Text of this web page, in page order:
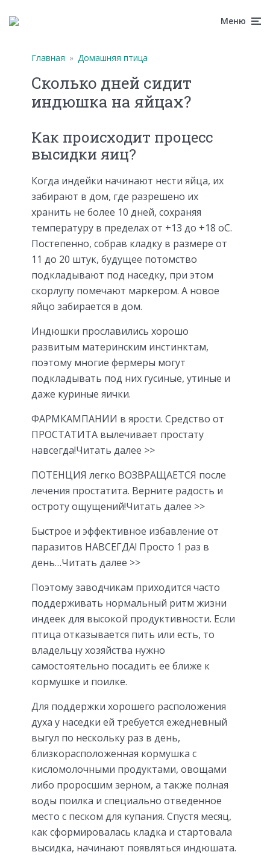
Меню
Главная » Домашняя птица
Сколько дней сидит
индюшка на яйцах?
Как происходит процесс
высидки яиц?
Когда индейки начинают нести яйца, их
забирают в дом, где разрешено их
хранить не более 10 дней, сохраняя
температуру в пределах от +13 до +18 оС.
Постепенно, собрав кладку в размере от
11 до 20 штук, будущее потомство
подкладывают под наседку, при этом
скорлупу помечают маркером. А новое
яйцо забирается в дом.
Индюшки прославились хорошо
развитым материнским инстинктам,
поэтому многие фермеры могут
подкладывать под них гусиные, утиные и
даже куриные яички.
ФАРМКАМПАНИИ в ярости. Средство от
ПРОСТАТИТА вылечивает простату
навсегда!Читать далее >>
ПОТЕНЦИЯ легко ВОЗВРАЩАЕТСЯ после
лечения простатита. Верните радость и
остроту ощущений!Читать далее >>
Быстрое и эффективное избавление от
паразитов НАВСЕГДА! Просто 1 раз в
день…Читать далее >>
Поэтому заводчикам приходится часто
поддерживать нормальный ритм жизни
индеек для высокой продуктивности. Если
птица отказывается пить или есть, то
владельцу хозяйства нужно
самостоятельно посадить ее ближе к
кормушке и поилке.
Для поддержки хорошего расположения
духа у наседки ей требуется ежедневный
выгул по нескольку раз в день,
близкорасположенная кормушка с
кисломолочными продуктами, овощами
либо проросшим зерном, а также полная
воды поилка и специально отведенное
место с песком для купания. Спустя месяц,
как сформировалась кладка и стартовала
высидка, начинают появляться индюшата.